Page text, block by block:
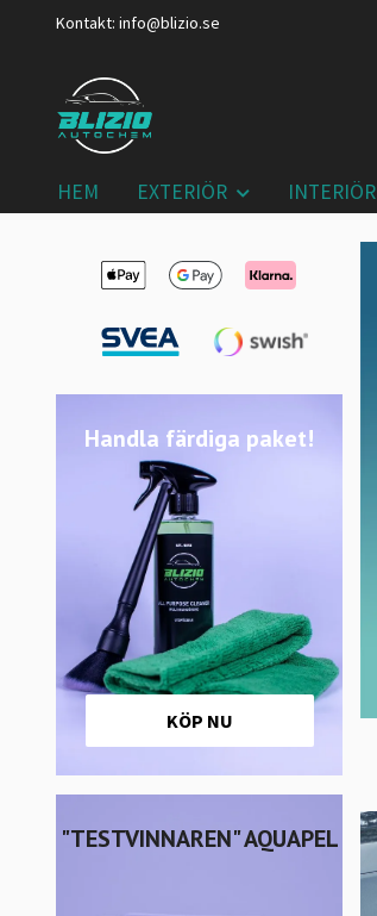
Kontakt: info@blizio.se
HEM EXTERIÖR INTERIÖR
Handla färdiga paket!
KÖP NU
"TESTVINNAREN" AQUAPEL